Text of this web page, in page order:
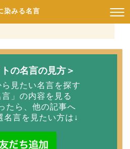
染みる名言
の名言の見方＞
見たい名言を探す
」の内容を見る
たら、他の記事へ
言を見たい方は↓